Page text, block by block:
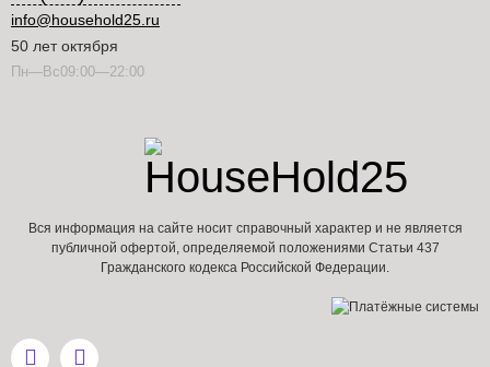
info@household25.ru
50 лет октября
Пн—Вс09:00—22:00
Вся информация на сайте носит справочный характер и не является
публичной офертой, определяемой положениями Статьи 437
Гражданского кодекса Российской Федерации.